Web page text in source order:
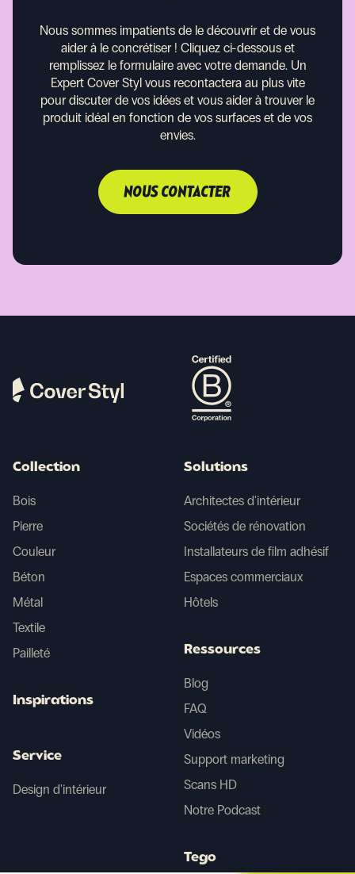
Nous sommes impatients de le découvrir et de vous
aider à le concrétiser ! Cliquez ci-dessous et
remplissez le formulaire avec votre demande. Un
Expert Cover Styl vous recontactera au plus vite
pour discuter de vos idées et vous aider à trouver le
produit idéal en fonction de vos surfaces et de vos
envies.
NOUS CONTACTER
Collection
Bois
Pierre
Couleur
Béton
Métal
Textile
Pailleté
Inspirations
Service
Design d'intérieur
Solutions
Architectes d'intérieur
Sociétés de rénovation
Installateurs de film adhésif
Espaces commerciaux
Hôtels
Ressources
Blog
FAQ
Vidéos
Support marketing
Scans HD
Notre Podcast
Tego